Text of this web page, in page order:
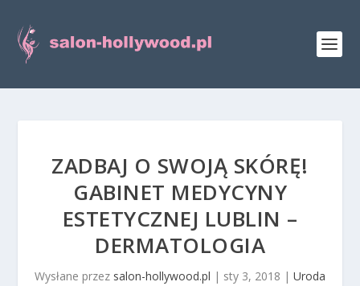
ZADBAJ O SWOJĄ SKÓRĘ!
GABINET MEDYCYNY
ESTETYCZNEJ LUBLIN –
DERMATOLOGIA
Wysłane przez salon-hollywood.pl | sty 3, 2018 | Uroda